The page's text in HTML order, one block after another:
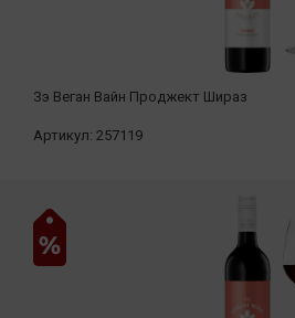
Зэ Веган Вайн Проджект Шираз
Артикул: 257119